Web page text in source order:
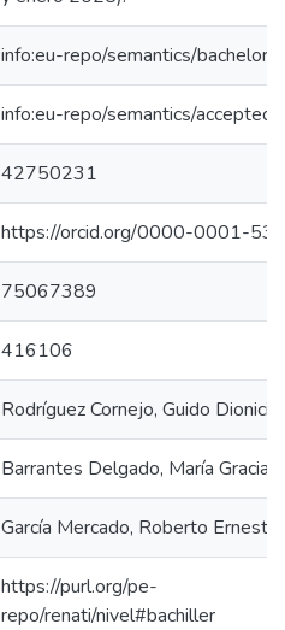
info:eu-repo/semantics/
info:eu-repo/semantics/
42750231
https://orcid.org/0000-0001-
75067389
416106
Rodríguez Cornejo, Guido Dionicio
Barrantes Delgado, María Gracia
García Mercado, Roberto Ernesto
https://purl.org/pe-
repo/renati/nivel#bachiller